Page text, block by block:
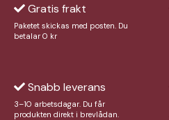
Gratis frakt
Paketet skickas med posten. Du
betalar 0 kr
Snabb leverans
3–10 arbetsdagar. Du får
produkten direkt i brevlådan.